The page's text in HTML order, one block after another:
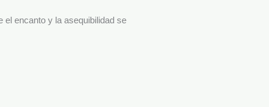
el encanto y la asequibilidad se